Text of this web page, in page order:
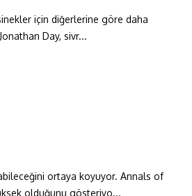
için diğerlerine göre daha
Day, sivr...
ortaya koyuyor. Annals of
olduğunu gösteriyo...